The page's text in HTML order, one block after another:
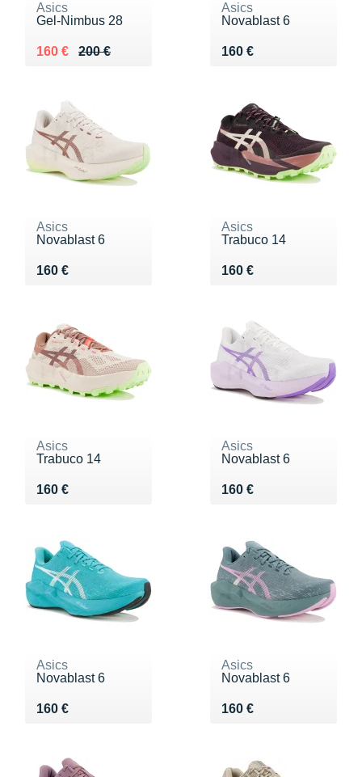
Asics
Gel-Nimbus 28
200 €
Au lieu de 200 €
160 €
Vendu 160 €
Asics
Novablast 6
160 €
Vendu 160 €
Asics
Novablast 6
160 €
Vendu 160 €
Asics
Trabuco 14
160 €
Vendu 160 €
Asics
Trabuco 14
160 €
Vendu 160 €
Asics
Novablast 6
160 €
Vendu 160 €
Asics
Novablast 6
160 €
Vendu 160 €
Asics
Novablast 6
160 €
Vendu 160 €